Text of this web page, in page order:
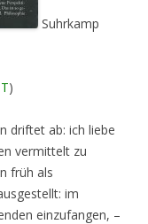
Suhrkamp
)
driftet ab: ich liebe
vermittelt zu
früh als
im
einzufangen, –